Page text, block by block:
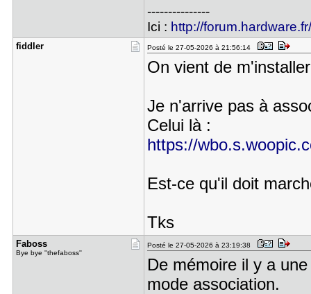
---------------
Ici : http://
fiddler Posté le 27-05-2026 à 21:56:14
On vient de
Je n'arrive pas à
Celui là :
https://
Est-ce qu'il doit
Tks
Faboss
Bye bye ''thefaboss''
Posté le 27-05-2026 à 23:19:38
De mémoire il y a
mode association.